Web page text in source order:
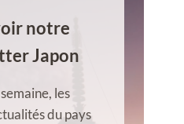
notre
Japon
les
du pays